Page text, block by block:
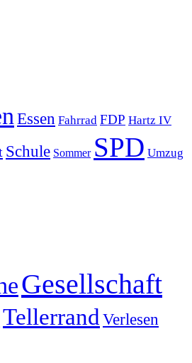
Essen Fahrrad FDP Hartz IV
Schule Sommer SPD Umzug
Gesellschaft
Tellerrand Verlesen